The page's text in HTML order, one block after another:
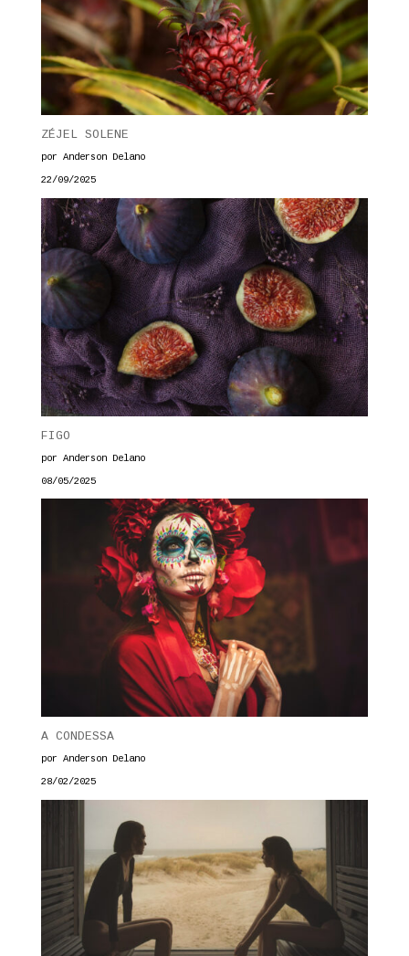
ZÉJEL SOLENE
por Anderson Delano
22/09/2025
FIGO
por Anderson Delano
08/05/2025
A CONDESSA
por Anderson Delano
28/02/2025